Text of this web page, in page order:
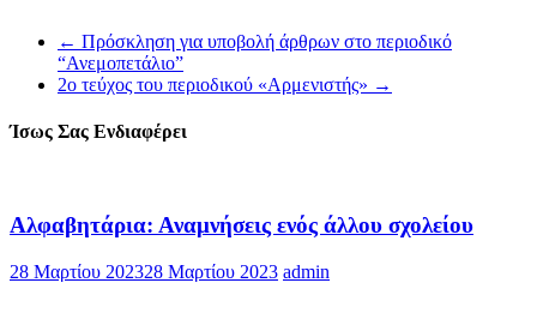
← Πρόσκληση για υποβολή άρθρων στο περιοδικό
“Ανεμοπετάλιο”
2ο τεύχος του περιοδικού «Αρμενιστής» →
Ίσως Σας Ενδιαφέρει
Αλφαβητάρια: Αναμνήσεις ενός άλλου σχολείου
28 Μαρτίου 202328 Μαρτίου 2023 admin